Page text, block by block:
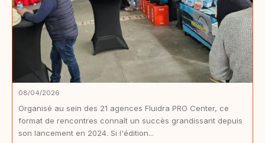
08/04/2026
Organisé au sein des 21 agences Fluidra PRO Center, ce
format de rencontres connaît un succès grandissant depuis
son lancement en 2024. Si l'édition...